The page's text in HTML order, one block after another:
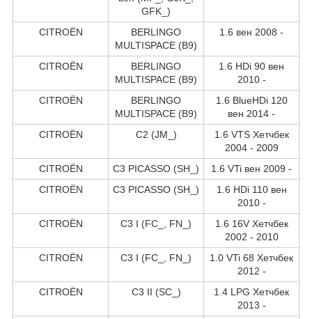
GFK_)
CITROËN
BERLINGO
MULTISPACE (B9)
1.6 вен 2008 -
CITROËN
BERLINGO
MULTISPACE (B9)
1.6 HDi 90 вен
2010 -
CITROËN
BERLINGO
MULTISPACE (B9)
1.6 BlueHDi 120
вен 2014 -
CITROËN
C2 (JM_)
1.6 VTS Хетчбек
2004 - 2009
CITROËN
C3 PICASSO (SH_)
1.6 VTi вен 2009 -
CITROËN
C3 PICASSO (SH_)
1.6 HDi 110 вен
2010 -
CITROËN
C3 I (FC_, FN_)
1.6 16V Хетчбек
2002 - 2010
CITROËN
C3 I (FC_, FN_)
1.0 VTi 68 Хетчбек
2012 -
CITROËN
C3 II (SC_)
1.4 LPG Хетчбек
2013 -